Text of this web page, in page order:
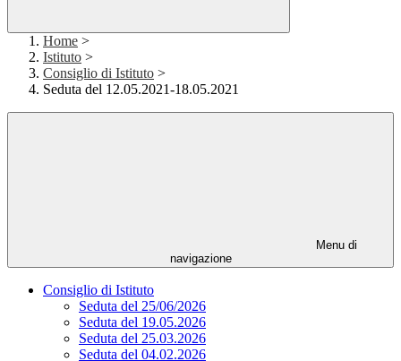
Home >
Istituto >
Consiglio di Istituto >
Seduta del 12.05.2021-18.05.2021
Menu di
navigazione
Consiglio di Istituto
Seduta del 25/06/2026
Seduta del 19.05.2026
Seduta del 25.03.2026
Seduta del 04.02.2026